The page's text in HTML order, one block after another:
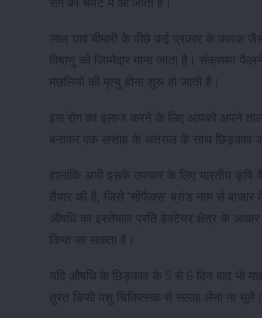
लाल घाव बीमारी के पीछे कई प्रकार के कारक
विषाणु को जिम्मेदार माना जाता है। संक्रमण
मछलियों की मृत्यु होना शुरू हो जाती है।
इस रोग का इलाज करने के लिए आपको अपने
बनाकर एक सप्ताह के अंतराल के साथ छिड़काव
हालांकि अभी इसके उपचार के लिए भारतीय कृषि
तैयार की है, जिसे 'सीफैक्स' ब्रांड नाम से बाजार
औषधि का इस्तेमाल प्रति हेक्टेयर क्षेत्र के
किया जा सकता है।
यदि औषधि के छिड़काव के 5 से 6 दिन बाद भी
तुरंत किसी पशु चिकित्सक से सलाह लेना ना भूलें।